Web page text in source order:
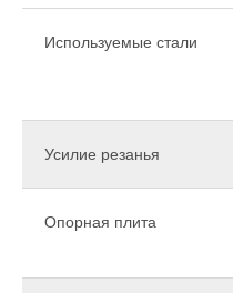
Используемые стали
Усилие резанья
Опорная плита